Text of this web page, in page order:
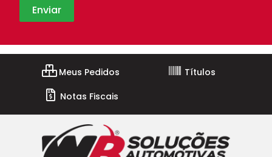
Meus Pedidos
Títulos
Notas Fiscais